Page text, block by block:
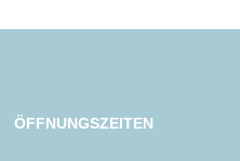
ÖFFNUNGSZEITEN